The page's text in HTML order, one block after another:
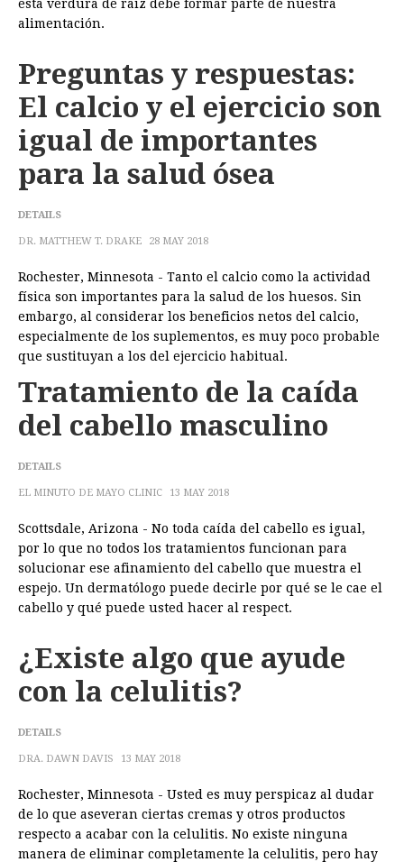
esta verdura de raíz debe formar parte de nuestra
alimentación.
Preguntas y respuestas:
El calcio y el ejercicio son
igual de importantes
para la salud ósea
DETAILS
DR. MATTHEW T. DRAKE 28 MAY 2018
Rochester, Minnesota - Tanto el calcio como la actividad
física son importantes para la salud de los huesos. Sin
embargo, al considerar los beneficios netos del calcio,
especialmente de los suplementos, es muy poco probable
que sustituyan a los del ejercicio habitual.
Tratamiento de la caída
del cabello masculino
DETAILS
EL MINUTO DE MAYO CLINIC 13 MAY 2018
Scottsdale, Arizona - No toda caída del cabello es igual,
por lo que no todos los tratamientos funcionan para
solucionar ese afinamiento del cabello que muestra el
espejo. Un dermatólogo puede decirle por qué se le cae el
cabello y qué puede usted hacer al respect.
¿Existe algo que ayude
con la celulitis?
DETAILS
DRA. DAWN DAVIS 13 MAY 2018
Rochester, Minnesota - Usted es muy perspicaz al dudar
de lo que aseveran ciertas cremas y otros productos
respecto a acabar con la celulitis. No existe ninguna
manera de eliminar completamente la celulitis, pero hay